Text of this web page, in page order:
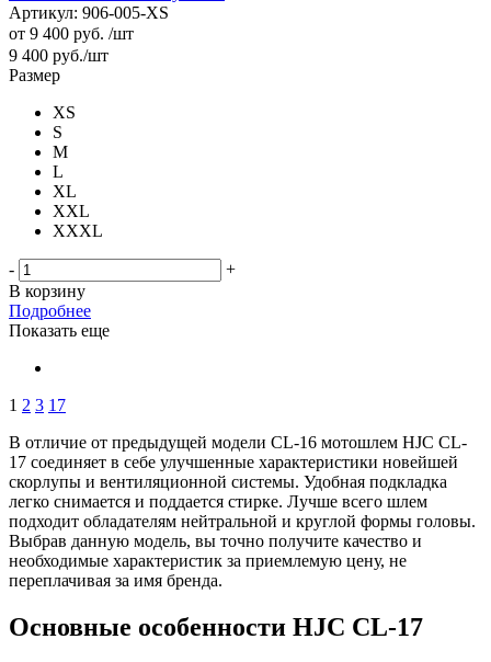
Артикул: 906-005-XS
от 9 400 руб. /шт
9 400 руб./шт
Размер
XS
S
M
L
XL
XXL
XXXL
-
+
В корзину
Подробнее
Показать еще
1 2 3 17
В отличие от предыдущей модели CL-16 мотошлем HJC CL-
17 соединяет в себе улучшенные характеристики новейшей
скорлупы и вентиляционной системы. Удобная подкладка
легко снимается и поддается стирке. Лучше всего шлем
подходит обладателям нейтральной и круглой формы головы.
Выбрав данную модель, вы точно получите качество и
необходимые характеристик за приемлемую цену, не
переплачивая за имя бренда.
Основные особенности HJC CL-17